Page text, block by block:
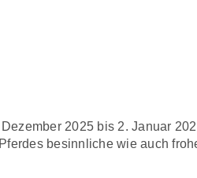
2025 bis 2. Januar
besinnliche wie auch